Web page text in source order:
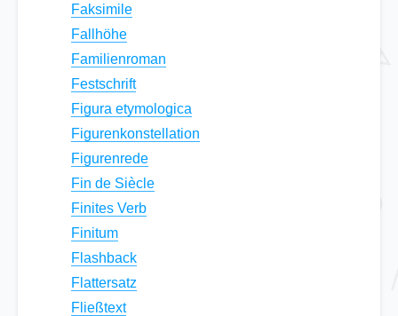
Faksimile
Fallhöhe
Familienroman
Festschrift
Figura etymologica
Figurenkonstellation
Figurenrede
Fin de Siècle
Finites Verb
Finitum
Flashback
Flattersatz
Fließtext